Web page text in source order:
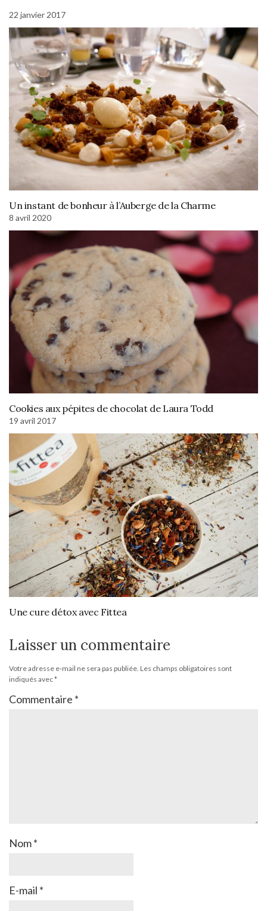
22 janvier 2017
Un instant de bonheur à l’Auberge de la Charme
8 avril 2020
Cookies aux pépites de chocolat de Laura Todd
19 avril 2017
Une cure détox avec Fittea
Laisser un commentaire
Votre adresse e-mail ne sera pas publiée. Les champs obligatoires sont
indiqués avec*
Commentaire *
Nom*
E-mail *